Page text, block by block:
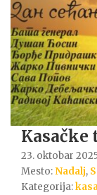
Kasačke
23. oktobar
Mesto:Nadalj,
Kategorija: